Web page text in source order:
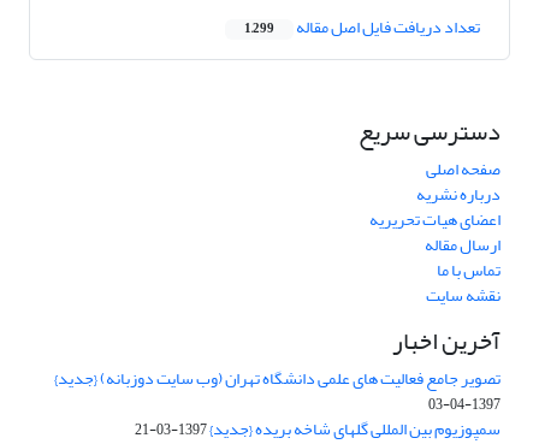
تعداد دریافت فایل اصل مقاله 1,299
دسترسی سریع
صفحه اصلی
درباره نشریه
اعضای هیات تحریریه
ارسال مقاله
تماس با ما
نقشه سایت
آخرین اخبار
تصویر جامع فعالیت های علمی دانشگاه تهران (وب سایت دوزبانه) {جدید}
1397-04-03
سمپوزیوم بین المللی گلهای شاخه بریده {جدید}1397-03-21